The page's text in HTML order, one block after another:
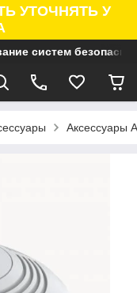
УТОЧНЯТЬ У
систем
Аксессуары